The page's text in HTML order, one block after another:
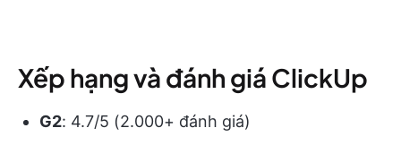
Xếp hạng và đánh giá ClickUp
G2: 4.7/5 (2.000+ đánh giá)